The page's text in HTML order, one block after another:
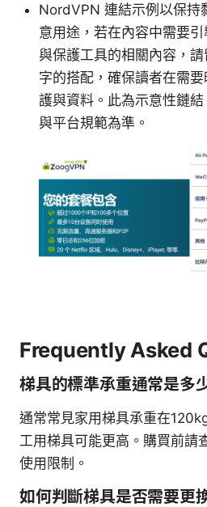
NordVPN 連結示例以保持
意用途，若在內容中需要
與保護工具的相關內容，
字的搭配，確保讀者在需
護與資料。此為示意性鏈
與平台規範為準。
Frequently Asked
梯具的標準承重通常是多
通常常見家用梯具承重在
工用梯具可能更高。購買前請
使用限制。
如何判斷梯具是否需要更